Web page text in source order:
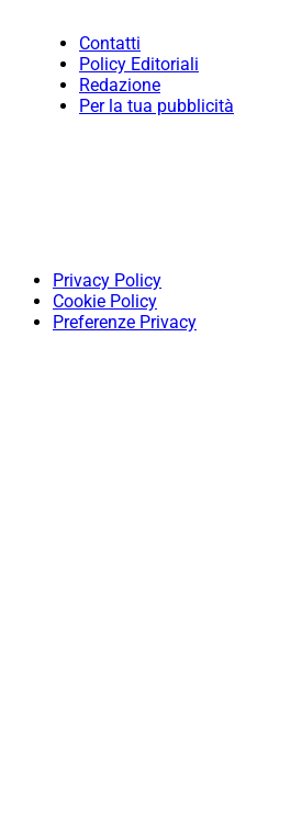
Contatti
Policy Editoriali
Redazione
Per la tua pubblicità
Privacy Policy
Cookie Policy
Preferenze Privacy